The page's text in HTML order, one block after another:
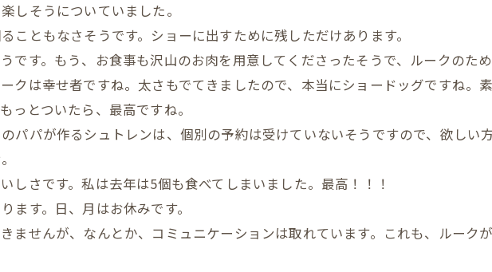
しそうについていました。
こともなさそうです。ショーに出すために残しただけあります。
です。もう、お食事も沢山のお肉を用意してくださったそうで、ルークのた
クは幸せ者ですね。太さもでてきましたので、本当にショードッグですね。
っとついたら、最高ですね。
パパが作るシュトレンは、個別の予約は受けていないそうですので、欲しい
しさです。私は去年は5個も食べてしまいました。最高！！！
ます。日、月はお休みです。
ませんが、なんとか、コミュニケーションは取れています。これも、ルークが